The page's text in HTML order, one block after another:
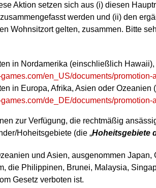
Aktion setzen sich aus (i) diesen
zusammengefasst werden und (ii) den
Wohnsitzort gelten, zusammen. Bitte
in Nordamerika (einschließlich
en_US/documents/
in Europa, Afrika, Asien oder
de_DE/documents/
zur Verfügung, die rechtmäßig
Hoheitsgebiete (die „Hoheitsgebiete
und Asien, ausgenommen
die Philippinen, Brunei, Malaysia,
Gesetz verboten ist.